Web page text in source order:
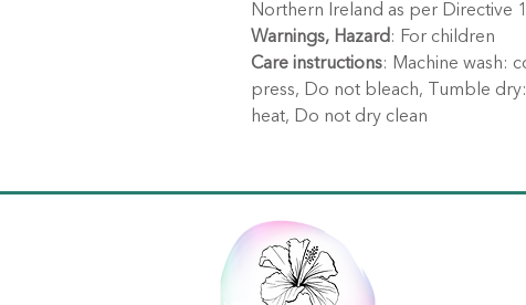
Northern Ireland as per Directive
Warnings, Hazard : For children
Care instructions: Machine wash:
press, Do not bleach, Tumble
heat, Do not dry clean